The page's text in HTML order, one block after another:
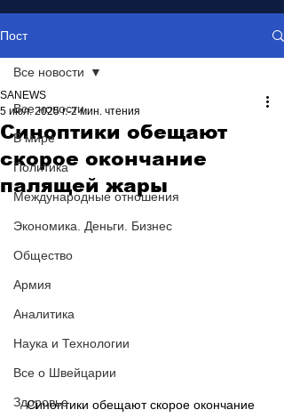
Пост
Все новости
В мире
Политика
Международные отношения
Экономика. Деньги. Бизнес
Общество
Армия
Аналитика
Наука и Технологии
Все о Швейцарии
Здоровье
Все новости
Синоптики обещают
скорое окончание
палящей жары
SANEWS
5 июл. 2025 г. 2 мин. чтения
Синоптики обещают скорое окончание